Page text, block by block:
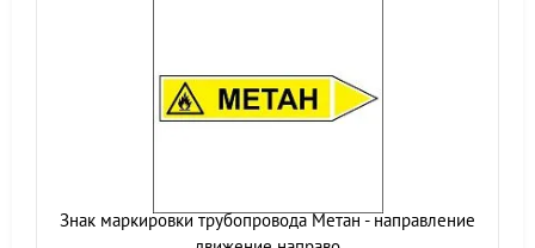
Знак маркировки трубопровода Метан - направление